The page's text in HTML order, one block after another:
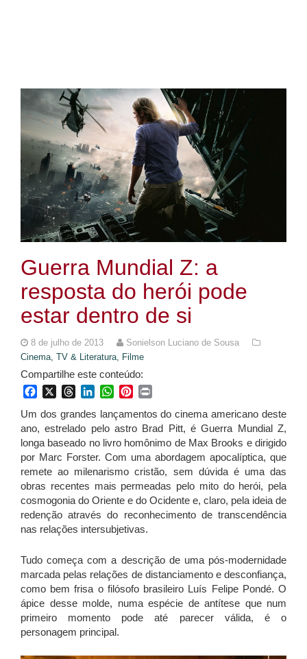
Guerra Mundial Z: a
resposta do herói pode
estar dentro de si
8 de julho de 2013
Sonielson Luciano de Sousa
Cinema, TV & Literatura, Filme
Compartilhe este conteúdo:
FacebookThreadsLinkedInWhatsApp
Pinterest
Um dos grandes lançamentos do cinema americano deste
ano, estrelado pelo astro Brad Pitt, é Guerra Mundial Z,
longa baseado no livro homônimo de Max Brooks e dirigido
por Marc Forster. Com uma abordagem apocalíptica, que
remete ao milenarismo cristão, sem dúvida é uma das
obras recentes mais permeadas pelo mito do herói, pela
cosmogonia do Oriente e do Ocidente e, claro, pela ideia de
redenção através do reconhecimento de transcendência
nas relações intersubjetivas.
Tudo começa com a descrição de uma pós-modernidade
marcada pelas relações de distanciamento e desconfiança,
como bem frisa o filósofo brasileiro Luís Felipe Pondé. O
ápice desse molde, numa espécie de antítese que num
primeiro momento pode até parecer válida, é o
personagem principal.